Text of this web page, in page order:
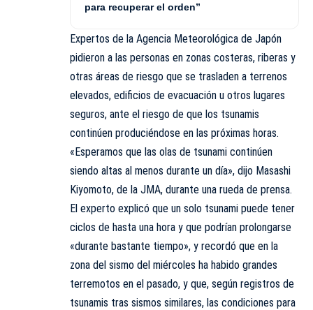
para recuperar el orden”
Expertos de la Agencia Meteorológica de Japón
pidieron a las personas en zonas costeras, riberas y
otras áreas de riesgo que se trasladen a terrenos
elevados, edificios de evacuación u otros lugares
seguros, ante el riesgo de que los tsunamis
continúen produciéndose en las próximas horas.
«Esperamos que las olas de tsunami continúen
siendo altas al menos durante un día», dijo Masashi
Kiyomoto, de la JMA, durante una rueda de prensa.
El experto explicó que un solo tsunami puede tener
ciclos de hasta una hora y que podrían prolongarse
«durante bastante tiempo», y recordó que en la
zona del sismo del miércoles ha habido grandes
terremotos en el pasado, y que, según registros de
tsunamis tras sismos similares, las condiciones para